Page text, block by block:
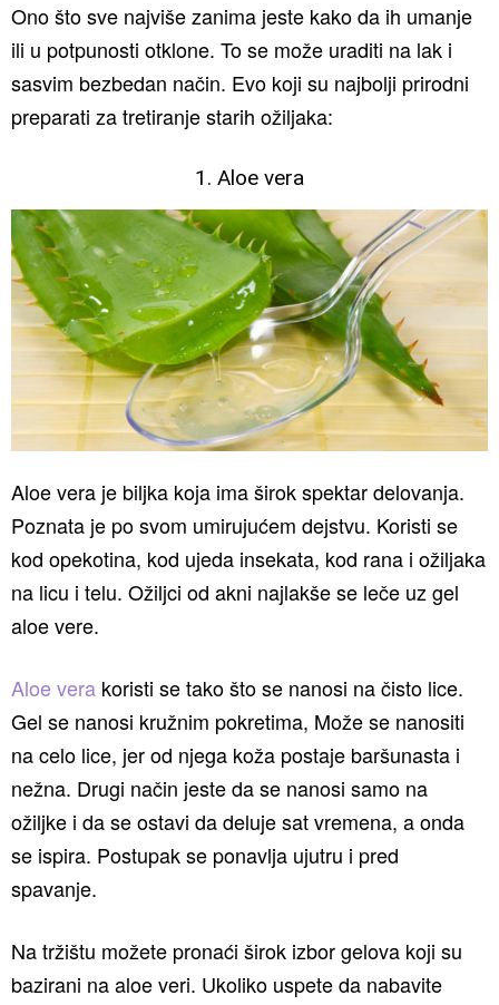
Ono što sve najviše zanima jeste kako da ih umanje
ili u potpunosti otklone. To se može uraditi na lak i
sasvim bezbedan način. Evo koji su najbolji prirodni
preparati za tretiranje starih ožiljaka:
1. Aloe vera
Aloe vera je biljka koja ima širok spektar delovanja.
Poznata je po svom umirujućem dejstvu. Koristi se
kod opekotina, kod ujeda insekata, kod rana i ožiljaka
na licu i telu. Ožiljci od akni najlakše se leče uz gel
aloe vere.
Aloe vera koristi se tako što se nanosi na čisto lice.
Gel se nanosi kružnim pokretima, Može se nanositi
na celo lice, jer od njega koža postaje baršunasta i
nežna. Drugi način jeste da se nanosi samo na
ožiljke i da se ostavi da deluje sat vremena, a onda
se ispira. Postupak se ponavlja ujutru i pred
spavanje.
Na tržištu možete pronaći širok izbor gelova koji su
bazirani na aloe veri. Ukoliko uspete da nabavite